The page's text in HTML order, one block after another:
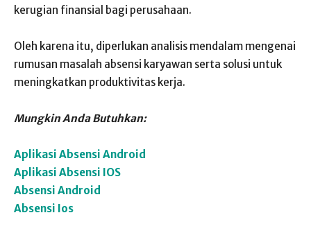
kerugian finansial bagi perusahaan.
Oleh karena itu, diperlukan analisis mendalam mengenai
rumusan masalah absensi karyawan serta solusi untuk
meningkatkan produktivitas kerja.
Mungkin Anda Butuhkan:
Aplikasi Absensi Android
Aplikasi Absensi IOS
Absensi Android
Absensi Ios